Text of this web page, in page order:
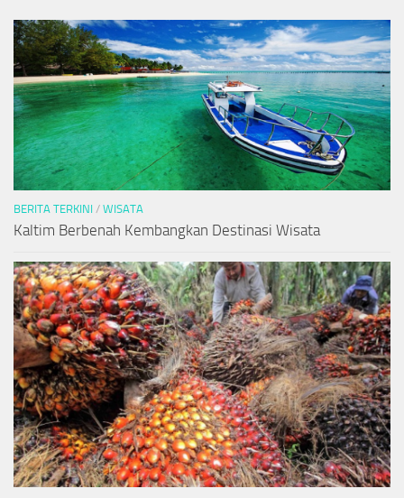
BERITA TERKINI / WISATA
Kaltim Berbenah Kembangkan Destinasi Wisata